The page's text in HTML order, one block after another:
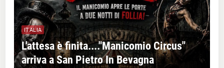
ITALIA
L'attesa è finita...."Manicomio Circus"
arriva a San Pietro In Bevagna